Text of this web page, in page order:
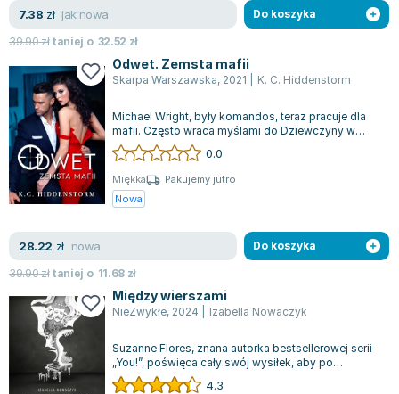
7.38 zł jak nowa
39.90złtaniej o 32.52 zł
Do koszyka
Odwet. Zemsta mafii
Skarpa Warszawska, 2021 K. C. Hiddenstorm
Michael Wright, były komandos, teraz pracuje dla
mafii. Często wraca myślami do Dziewczyny w
Czerwonej Sukience, którą spotkał w m...
0.0
Miękka
Pakujemy jutro
Nowa
28.22 zł nowa
39.90złtaniej o 11.68 zł
Do koszyka
Między wierszami
NieZwykłe, 2024 Izabella Nowaczyk
Suzanne Flores, znana autorka bestsellerowej serii
„You!”, poświęca cały swój wysiłek, aby po
ukończeniu szkoły średniej zdobyć mi...
4.3